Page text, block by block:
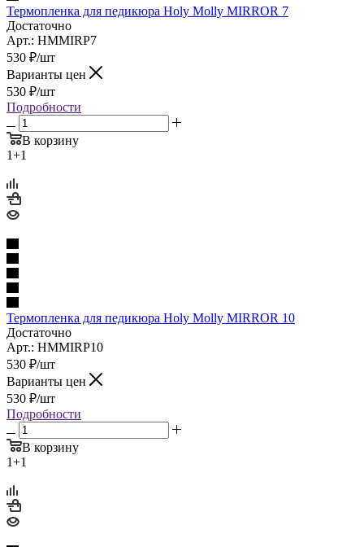
Термопленка для педикюра Holy Molly MIRROR 7
Достаточно
Арт.: HMMIRP7
530 ₽/шт
Варианты цен
530 ₽/шт
Подробности
В корзину
1+1
Термопленка для педикюра Holy Molly MIRROR 10
Достаточно
Арт.: HMMIRP10
530 ₽/шт
Варианты цен
530 ₽/шт
Подробности
В корзину
1+1